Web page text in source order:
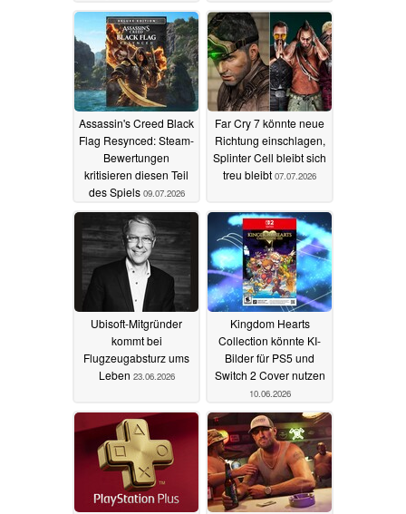
Assassin's Creed Black
Flag Resynced: Steam-
Bewertungen
kritisieren diesen Teil
des Spiels 09.07.2026
Far Cry 7 könnte neue
Richtung einschlagen,
Splinter Cell bleibt sich
treu bleibt 07.07.2026
Ubisoft-Mitgründer
kommt bei
Flugzeugabsturz ums
Leben 23.06.2026
Kingdom Hearts
Collection könnte KI-
Bilder für PS5 und
Switch 2 Cover nutzen
10.06.2026